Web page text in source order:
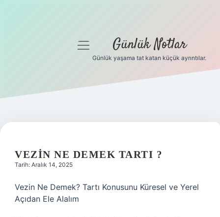
Gizlilik Politikası
Yasal Uyarı
menüyü
Günlük Notlar
Günlük yaşama tat katan küçük ayrıntılar.
VEZIN NE DEMEK TARTI ?
Tarih: Aralık 14, 2025
Vezin Ne Demek? Tartı Konusunu Küresel ve Yerel
Açıdan Ele Alalım